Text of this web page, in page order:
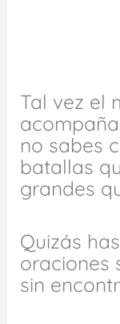
Tal vez el
no sabes
batallas
grandes
Quizás
oraciones
sin